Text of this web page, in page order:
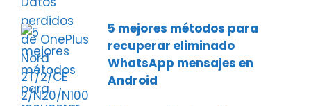
5 mejores métodos para
recuperar eliminado
WhatsApp mensajes en
Android